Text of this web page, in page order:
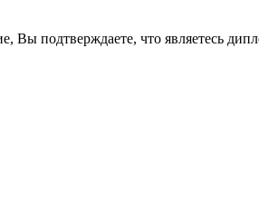
Вы подтверждаете, что являетесь